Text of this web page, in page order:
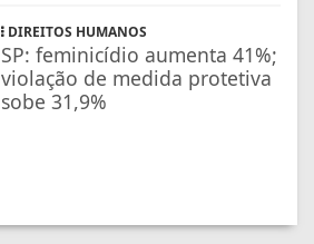
DIREITOS HUMANOS
SP: feminicídio aumenta 41%;
violação de medida protetiva
sobe 31,9%